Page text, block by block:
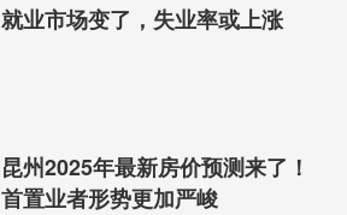
就业市场变了，失业率或上涨
昆州2025年最新房价预测来了！
首置业者形势更加严峻